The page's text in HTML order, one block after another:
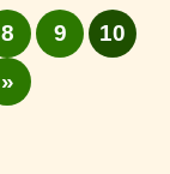
8 9
10
»